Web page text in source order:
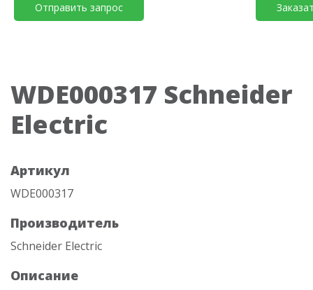
Отправить запрос
WDE000317 Schneider
Electric
Артикул
WDE000317
Производитель
Schneider Electric
Описание